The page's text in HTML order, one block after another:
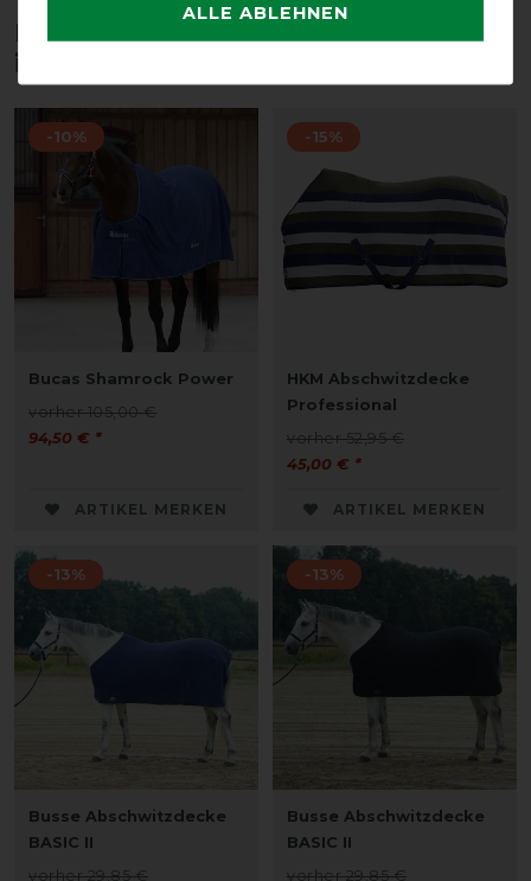
Diese Produkte könnten dich auch
interessieren
-10%
Bucas Shamrock Power
vorher 105,00 €
94,50 € *
ARTIKEL MERKEN
-15%
HKM Abschwitzdecke
Professional
vorher 52,95 €
45,00 € *
ARTIKEL MERKEN
-13%
Busse Abschwitzdecke
BASIC II
vorher 29,85 €
-13%
Busse Abschwitzdecke
BASIC II
vorher 29,85 €
ALLE ABLEHNEN